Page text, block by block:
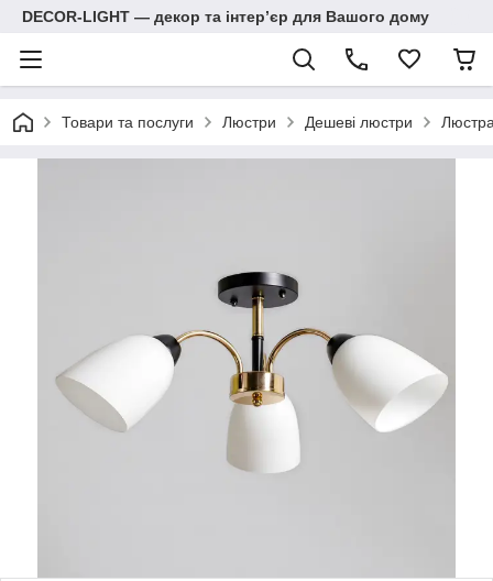
DECOR-LIGHT — декор та інтерʼєр для Вашого дому
Товари та послуги Люстри Дешеві люстри